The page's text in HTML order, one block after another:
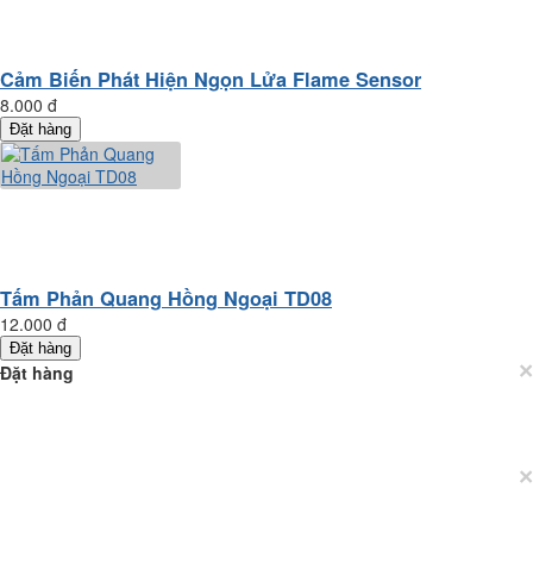
Cảm Biến Phát Hiện Ngọn Lửa Flame Sensor
8.000 đ
Đặt hàng
Tấm Phản Quang Hồng Ngoại TD08
12.000 đ
Đặt hàng
×
Đặt hàng
×